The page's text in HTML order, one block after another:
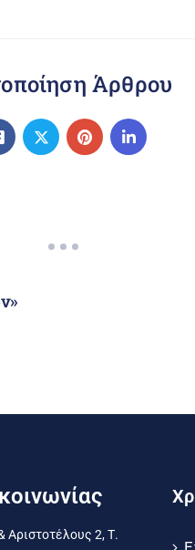
Άρθρου
Αριστοτέλους 2, Τ.